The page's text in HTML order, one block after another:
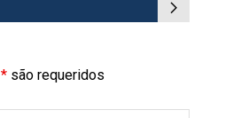
* são requeridos